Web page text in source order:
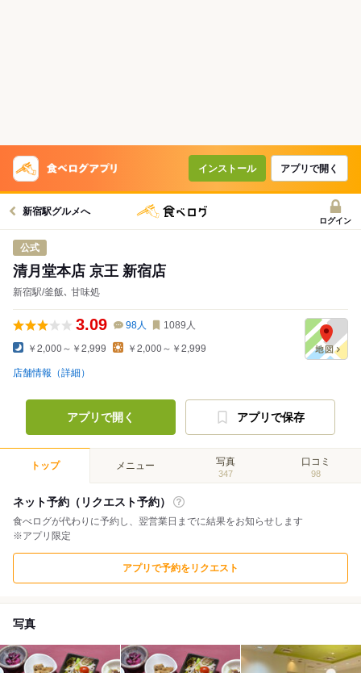
インストール アプリで開く
新宿駅グルメへ
ログイン
公式
清月堂本店 京王 新宿店
新宿駅/釜飯､ 甘味処
3.09 98人 1089 人
￥2,000～￥2,999 ￥2,000～￥2,999
店舗情報（詳細）
アプリで開く アプリで保存
トップ メニュー 写真
347
口コミ
98
ネット予約（リクエスト予約）
食べログが代わりに予約し、翌営業日までに結果をお知らせします
※アプリ限定
アプリで予約をリクエスト
写真